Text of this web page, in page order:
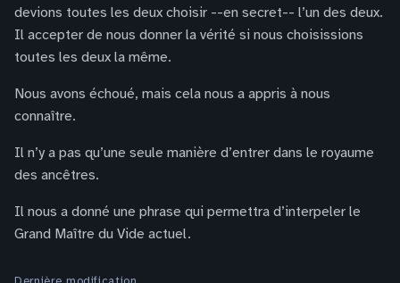
devions toutes les deux choisir --en secret-- l’un des deux.
Il accepter de nous donner la vérité si nous choisissions
toutes les deux la même.
Nous avons échoué, mais cela nous a appris à nous
connaître.
Il n’y a pas qu’une seule manière d’entrer dans le royaume
des ancêtres.
Il nous a donné une phrase qui permettra d’interpeler le
Grand Maître du Vide actuel.